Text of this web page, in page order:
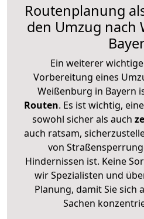
Routenplanung
den Umzug nach
Ein weiterer
Vorbereitung eines
Weißenburg in Bayern
Routen. Es ist wichtig,
sowohl sicher als auch
auch ratsam,
von
Hindernissen ist. Keine
wir Spezialisten und
Planung, damit Sie sich
Sachen